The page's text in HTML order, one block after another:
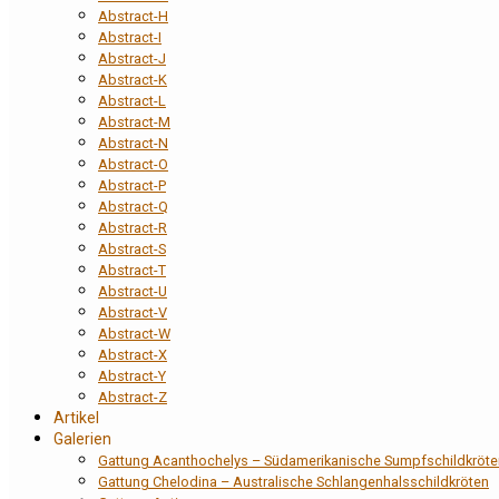
Abstract-H
Abstract-I
Abstract-J
Abstract-K
Abstract-L
Abstract-M
Abstract-N
Abstract-O
Abstract-P
Abstract-Q
Abstract-R
Abstract-S
Abstract-T
Abstract-U
Abstract-V
Abstract-W
Abstract-X
Abstract-Y
Abstract-Z
Artikel
Galerien
Gattung Acanthochelys – Südamerikanische
Gattung Chelodina – Australische Schlangenhalsschildkröten